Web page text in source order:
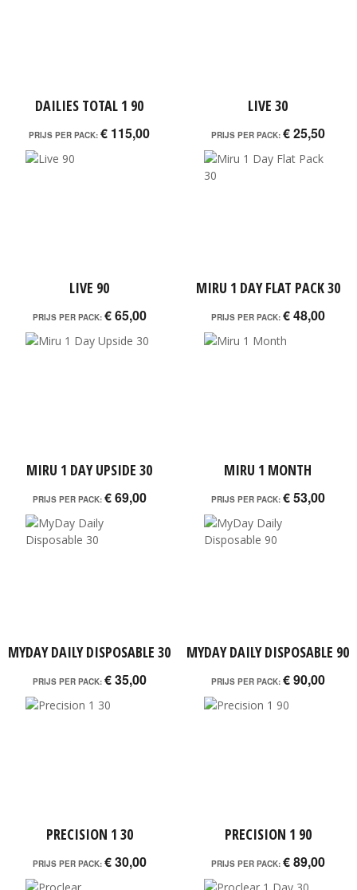
DAILIES TOTAL 1 90
PRIJS PER PACK: € 115,00
LIVE 30
PRIJS PER PACK: € 25,50
LIVE 90
PRIJS PER PACK: € 65,00
MIRU 1 DAY FLAT PACK 30
PRIJS PER PACK: € 48,00
MIRU 1 DAY UPSIDE 30
PRIJS PER PACK: € 69,00
MIRU 1 MONTH
PRIJS PER PACK: € 53,00
MYDAY DAILY DISPOSABLE 30
PRIJS PER PACK: € 35,00
MYDAY DAILY DISPOSABLE 90
PRIJS PER PACK: € 90,00
PRECISION 1 30
PRIJS PER PACK: € 30,00
PRECISION 1 90
PRIJS PER PACK: € 89,00